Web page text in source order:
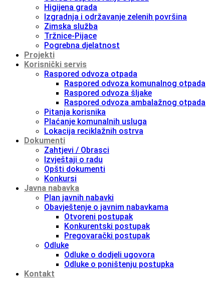
Higijena grada
Izgradnja i održavanje zelenih površina
Zimska služba
Tržnice-Pijace
Pogrebna djelatnost
Projekti
Korisnički servis
Raspored odvoza otpada
Raspored odvoza komunalnog otpada
Raspored odvoza šljake
Raspored odvoza ambalažnog otpada
Pitanja korisnika
Plaćanje komunalnih usluga
Lokacija reciklažnih ostrva
Dokumenti
Zahtjevi / Obrasci
Izvještaji o radu
Opšti dokumenti
Konkursi
Javna nabavka
Plan javnih nabavki
Obavještenje o javnim nabavkama
Otvoreni postupak
Konkurentski postupak
Pregovarački postupak
Odluke
Odluke o dodjeli ugovora
Odluke o poništenju postupka
Kontakt